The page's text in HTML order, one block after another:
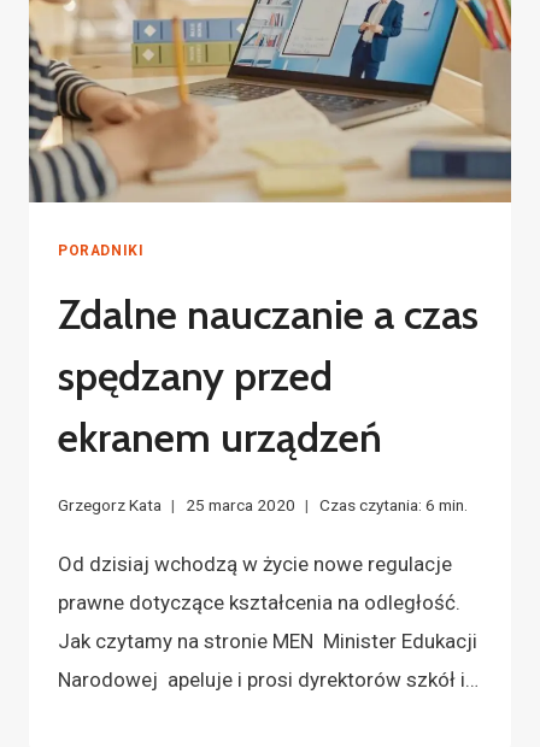
PORADNIKI
Zdalne nauczanie a czas
spędzany przed
ekranem urządzeń
Grzegorz Kata 25 marca 2020 Czas czytania: 6 min.
Od dzisiaj wchodzą w życie nowe regulacje
prawne dotyczące kształcenia na odległość.
Jak czytamy na stronie MEN Minister Edukacji
Narodowej apeluje i prosi dyrektorów szkół i…